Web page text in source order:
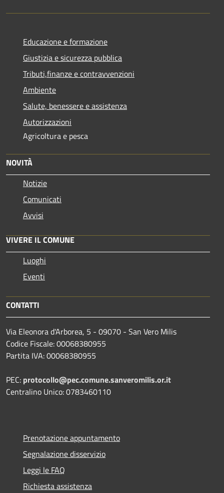
Educazione e formazione
Giustizia e sicurezza pubblica
Tributi,finanze e contravvenzioni
Ambiente
Salute, benessere e assistenza
Autorizzazioni
Agricoltura e pesca
NOVITÀ
Notizie
Comunicati
Avvisi
VIVERE IL COMUNE
Luoghi
Eventi
CONTATTI
Via Eleonora d'Arborea, 5 - 09070 - San Vero Milis
Codice Fiscale: 00068380955
Partita IVA: 00068380955
PEC: protocollo@pec.comune.sanveromilis.or.it
Centralino Unico: 0783460110
Prenotazione appuntamento
Segnalazione disservizio
Leggi le FAQ
Richiesta assistenza